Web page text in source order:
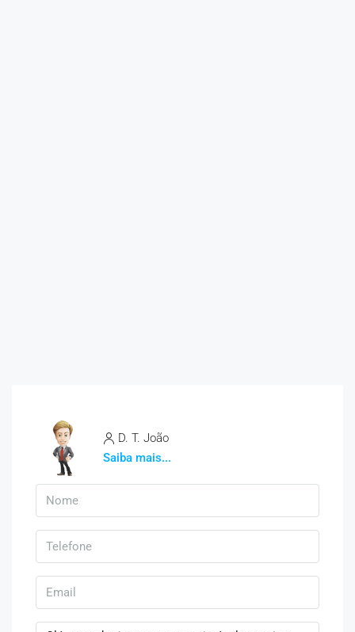
D. T. João
Saiba mais...